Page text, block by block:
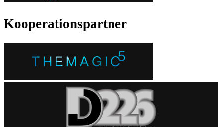
Kooperationspartner